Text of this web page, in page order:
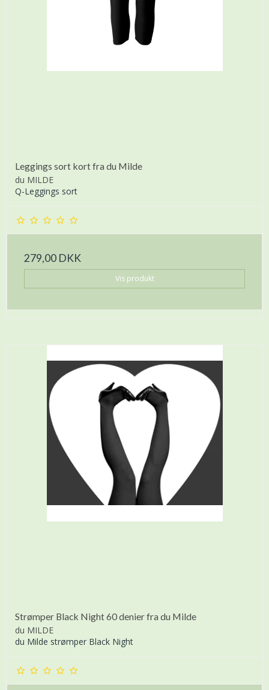
Leggings sort kort fra du Milde
du MILDE
Q-Leggings sort
279,00 DKK
Vis produkt
Strømper Black Night 60 denier fra du Milde
du MILDE
du Milde strømper Black Night